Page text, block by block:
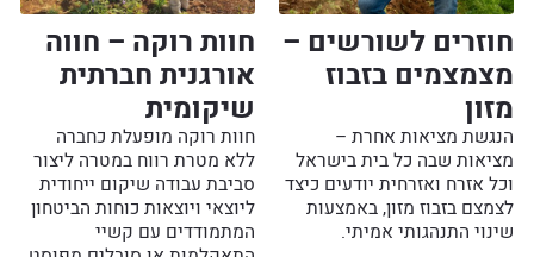
חוזרים לשורשים –
מצמצמים בזבוז
מזון
הנגשת מציאות אחרת –
מציאות שבה כל בית בישראל
וכל אזרח ואזרחית יודעים כיצד
לצמצם בזבוז מזון, באמצעות
שינוי התנהגותי אמיתי.
חוות רוקה – חווה
אורגנית חברתית
שיקומית
חוות רוקה מופעלת כחברה
ללא מטרת רווח במטרה ליצור
סביבת עבודה שיקום ייחודית
ליוצאי ויוצאות כוחות הביטחון
המתמודדים עם קשיי